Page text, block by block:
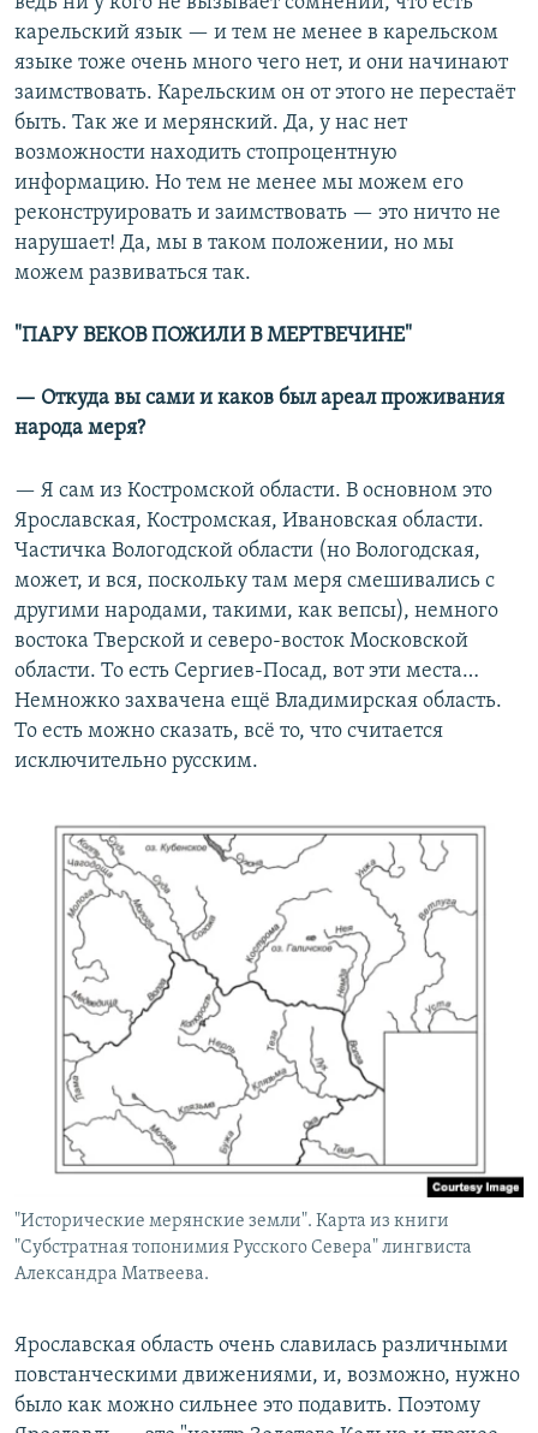
карельский язык — и тем не менее в карельском
языке тоже очень много чего нет, и они начинают
заимствовать. Карельским он от этого не перестаёт
быть. Так же и мерянский. Да, у нас нет
возможности находить стопроцентную
информацию. Но тем не менее мы можем его
реконструировать и заимствовать — это ничто не
нарушает! Да, мы в таком положении, но мы
можем развиваться так.
"ПАРУ ВЕКОВ ПОЖИЛИ В МЕРТВЕЧИНЕ"
— Откуда вы сами и каков был ареал проживания
народа меря?
— Я сам из Костромской области. В основном это
Ярославская, Костромская, Ивановская области.
Частичка Вологодской области (но Вологодская,
может, и вся, поскольку там меря смешивались с
другими народами, такими, как вепсы), немного
востока Тверской и северо-восток Московской
области. То есть Сергиев-Посад, вот эти места…
Немножко захвачена ещё Владимирская область.
То есть можно сказать, всё то, что считается
исключительно русским.
"Исторические мерянские земли". Карта из книги
"Субстратная топонимия Русского Севера" лингвиста
Александра Матвеева.
Ярославская область очень славилась различными
повстанческими движениями, и, возможно, нужно
было как можно сильнее это подавить. Поэтому